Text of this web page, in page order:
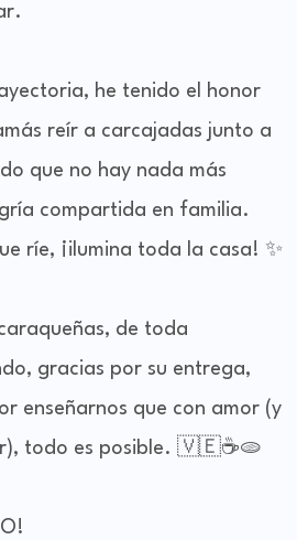
he tenido el honor
reír a carcajadas junto a
que no hay nada más
compartida en familia.
ríe, ¡ilumina toda la casa! ✨
de toda
gracias por su entrega,
enseñarnos que con amor (y
todo es posible. 🇻🇪☕🫓